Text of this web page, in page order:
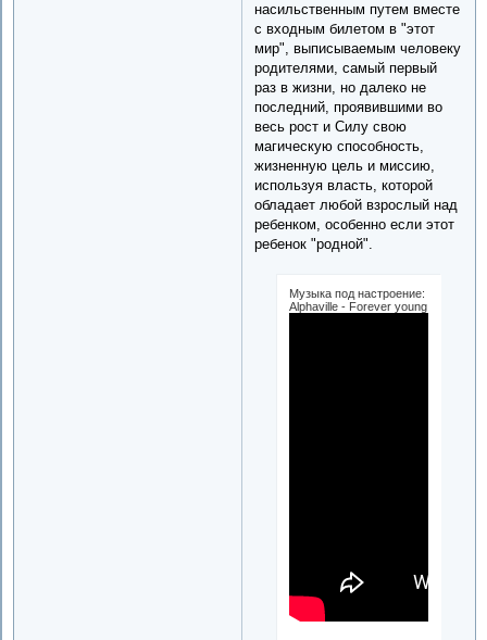
насильственным путем вместе
с входным билетом в "этот
мир", выписываемым человеку
родителями, самый первый
раз в жизни, но далеко не
последний, проявившими во
весь рост и Силу свою
магическую способность,
жизненную цель и миссию,
используя власть, которой
обладает любой взрослый над
ребенком, особенно если этот
ребенок "родной".
Музыка под настроение:
Alphaville - Forever young